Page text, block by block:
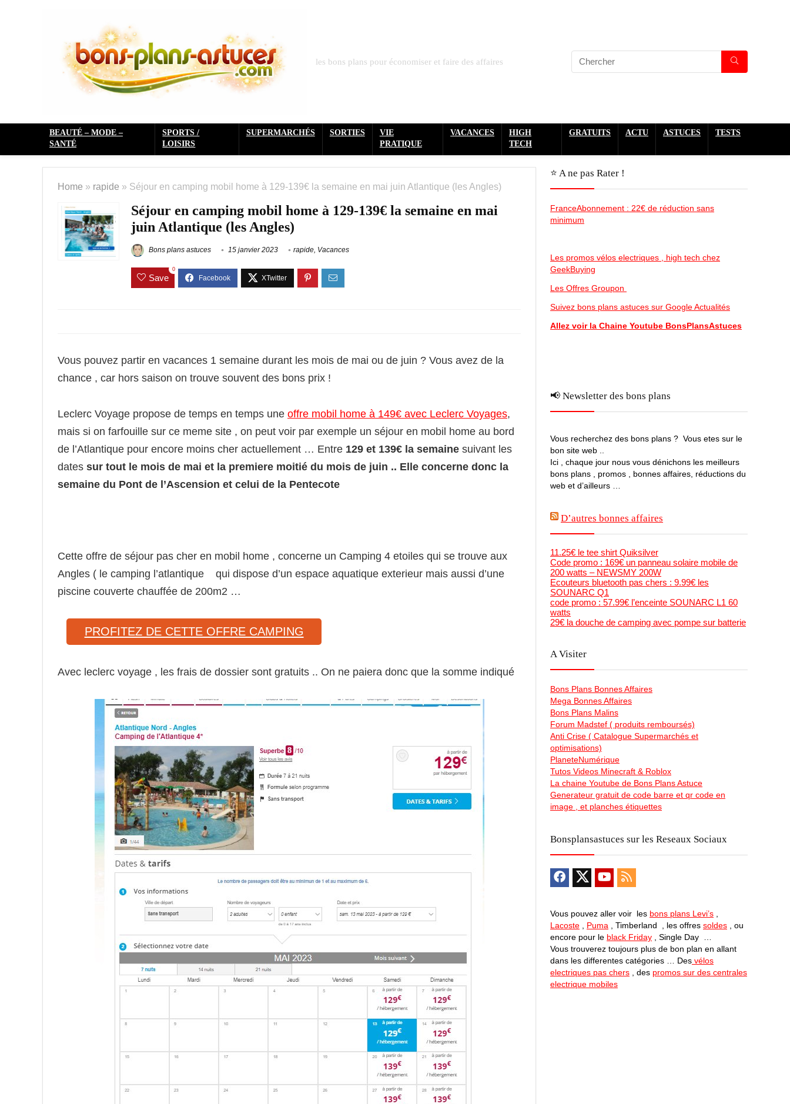
les bons plans pour économiser et faire des affaires
BEAUTÉ – MODE –
SANTÉ
SPORTS /
LOISIRS
SUPERMARCHÉS SORTIES
VIE
PRATIQUE
VACANCES
HIGH
TECH
GRATUITS ACTU ASTUCES TESTS
Home » rapide » Séjour en camping mobil home à 129-139€ la semaine en mai juin Atlantique (les Angles)
Séjour en camping mobil home à 129-139€ la semaine en mai
juin Atlantique (les Angles)
Bons plans astuces 15 janvier 2023 rapide, Vacances
Save
0
Vous pouvez partir en vacances 1 semaine durant les mois de mai ou de juin ? Vous avez de la
chance , car hors saison on trouve souvent des bons prix !
Leclerc Voyage propose de temps en temps une offre mobil home à 149€ avec Leclerc Voyages,
mais si on farfouille sur ce meme site , on peut voir par exemple un séjour en mobil home au bord
de l’Atlantique pour encore moins cher actuellement … Entre 129 et 139€ la semaine suivant les
dates sur tout le mois de mai et la premiere moitié du mois de juin .. Elle concerne donc la
semaine du Pont de l’Ascension et celui de la Pentecote
Cette offre de séjour pas cher en mobil home , concerne un Camping 4 etoiles qui se trouve aux
Angles ( le camping l’atlantique qui dispose d’un espace aquatique exterieur mais aussi d’une
piscine couverte chauffée de 200m2 …
PROFITEZ DE CETTE OFFRE CAMPING
Avec leclerc voyage , les frais de dossier sont gratuits .. On ne paiera donc que la somme indiqué
⭐️ A ne pas Rater !
FranceAbonnement : 22€ de réduction sans
minimum
Les promos vélos electriques , high tech chez
GeekBuying
Les Offres Groupon
Suivez bons plans astuces sur Google Actualités
Allez voir la Chaine Youtube BonsPlansAstuces
📢 Newsletter des bons plans
Vous recherchez des bons plans ? Vous etes sur le
bon site web ..
Ici , chaque jour nous vous dénichons les meilleurs
bons plans , promos , bonnes affaires, réductions du
web et d’ailleurs …
D’autres bonnes affaires
11.25€ le tee shirt Quiksilver
Code promo : 169€ un panneau solaire mobile de
200 watts – NEWSMY 200W
Ecouteurs bluetooth pas chers : 9.99€ les
SOUNARC Q1
code promo : 57.99€ l’enceinte SOUNARC L1 60
watts
29€ la douche de camping avec pompe sur batterie
A Visiter
Bons Plans Bonnes Affaires
Mega Bonnes Affaires
Bons Plans Malins
Forum Madstef ( produits remboursés)
Anti Crise ( Catalogue Supermarchés et
optimisations)
PlaneteNumérique
Tutos Videos Minecraft & Roblox
La chaine Youtube de Bons Plans Astuce
Generateur gratuit de code barre et qr code en
image , et planches étiquettes
Bonsplansastuces sur les Reseaux Sociaux
Vous pouvez aller voir les bons plans Levi’s
Lacoste
Puma , Timberland , les offres soldes , ou
encore pour le black Friday , Single Day …
Vous trouverez toujours plus de bon plan en allant
dans les differentes catégories … Des vélos
electriques pas chers , des promos sur des centrales
electrique mobiles